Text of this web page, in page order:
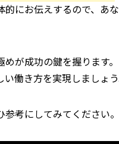
にお伝えするので、あ
が成功の鍵を握ります。
働き方を実現しましょう
考にしてみてください。